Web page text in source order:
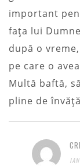
important
faţa lui
după o
pe care o
Multă baftă,
pline de